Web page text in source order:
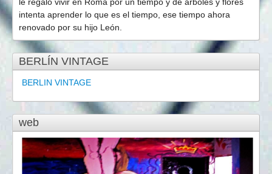
intenta aprender lo que es el tiempo, ese tiempo ahora
renovado por su hijo León.
BERLÍN VINTAGE
BERLIN VINTAGE
web